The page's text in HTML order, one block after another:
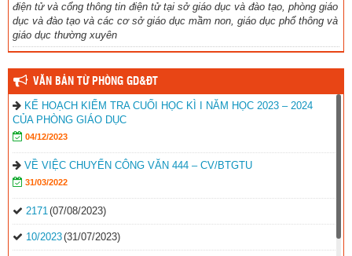
điện tử và cổng thông tin điện tử tại sở giáo dục và đào tạo, phòng giáo
dục và đào tạo và các cơ sở giáo dục mầm non, giáo dục phổ thông và
giáo dục thường xuyên
VĂN BẢN TỪ PHÒNG GD&ĐT
KẾ HOẠCH KIỂM TRA CUỐI HỌC KÌ I NĂM HỌC 2023 – 2024
CỦA PHÒNG GIÁO DỤC
04/12/2023
VỀ VIỆC CHUYỂN CÔNG VĂN 444 – CV/BTGTU
31/03/2022
2171(07/08/2023)
10/2023(31/07/2023)